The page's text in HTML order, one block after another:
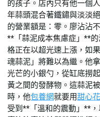
的孩子。店內只有他一個
年蒜頭混合著鐵鏽與淡淡
的營業額是：零。廖沾沾
**「蒜泥成本焦慮症」**
格正在以超光速上漲，如
魂蒜泥」將難以為繼。他
光芒的小銀勺，從缸底撈
黃之間的發酵物。這蒜泥
時，他包養網就要用甜心
受到**「溫和的震動」**